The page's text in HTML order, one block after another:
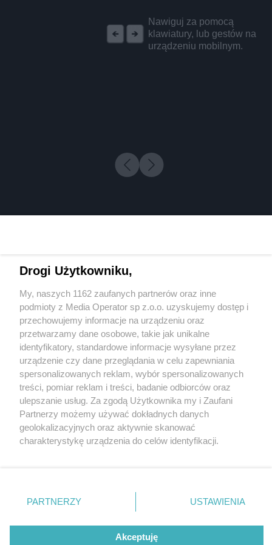
Nawiguj za pomocą
klawiatury, lub gestów na
urządzeniu mobilnym.
1 / 0
Wydawca mediów lokalnych
Nie zapomnij
zapoznać się z:
polityką prywatności
Twojemiasto
Piekary Śląskie
Chorzów
Tarnowskie Góry
Gliwice
Skontakuj sięz nami
Kontakt
Redakcja
Newsletter
Drogi Użytkowniku,
My, naszych 1162 zaufanych partnerów oraz inne
podmioty z Media Operator sp z.o.o. uzyskujemy dostęp i
przechowujemy informacje na urządzeniu oraz
przetwarzamy dane osobowe, takie jak unikalne
identyfikatory, standardowe informacje wysyłane przez
urządzenie czy dane przeglądania w celu zapewniania
spersonalizowanych reklam, wybór spersonalizowanych
treści, pomiar reklam i treści, badanie odbiorców oraz
ulepszanie usług. Za zgodą Użytkownika my i Zaufani
Partnerzy możemy używać dokładnych danych
geolokalizacyjnych oraz aktywnie skanować
charakterystykę urządzenia do celów identyfikacji.
zmienić/wycofać klikając przycisk ustawień prywatności
znajdujący się w lewym dolnym rogu strony
rodzaje przetwarzania danych nie wymagają zgody
użytkownika, ale masz prawo sprzeciwić się takiemu
PARTNERZY USTAWIENIA
Akceptuję